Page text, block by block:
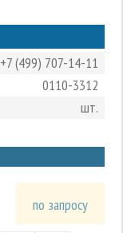
+7 (499) 707-14-11
0110-3312
шт.
по запросу